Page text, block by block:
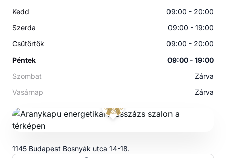
Kedd
09:00 - 20:00
Szerda
09:00 - 19:00
Csütörtök
09:00 - 20:00
Péntek
09:00 - 19:00
Szombat
Zárva
Vasárnap
Zárva
1145 Budapest Bosnyák utca 14-18.